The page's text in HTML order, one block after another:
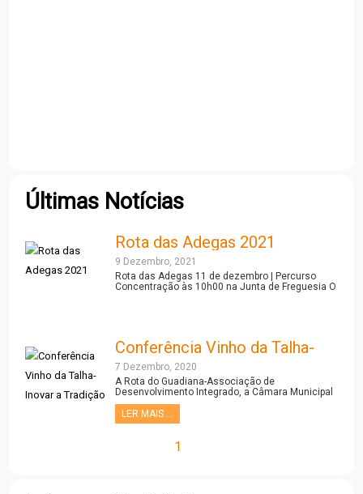
Últimas Notícias
Rota das Adegas 2021
9 Dezembro, 2021
Rota das Adegas 11 de dezembro | Percurso
Concentração às 10h00 na Junta de Freguesia O
Conferência Vinho da Talha-
Inovar a Tradição
7 Dezembro, 2020
A Rota do Guadiana-Associação de
Desenvolvimento Integrado, a Câmara Municipal
de Moura e a Junta de Freguesia da Amareleja
têm o prazer de o/a convidar para a Conferência
Vinho da Talha- Inovar a Tradição, a decorrer no
LER MAIS ...
1º Maio – Dia Mundial do
1